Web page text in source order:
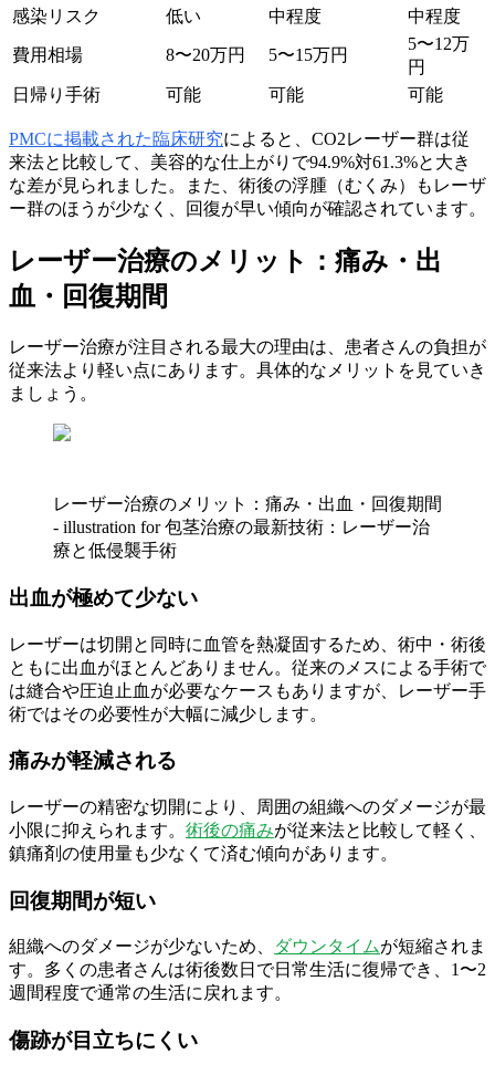
感染リスク 低い 中程度 中程度
費用相場 8〜20万円 5〜15万円
5〜12万
円
日帰り手術
可能 可能 可能
PMCに掲載された臨床研究によると、CO2レーザー群は従
来法と比較して、美容的な仕上がりで94.9%対61.3%と大き
な差が見られました。また、術後の浮腫（むくみ）もレーザ
ー群のほうが少なく、回復が早い傾向が確認されています。
レーザー治療のメリット：痛み・出
血・回復期間
レーザー治療が注目される最大の理由は、患者さんの負担が
従来法より軽い点にあります。具体的なメリットを見ていき
ましょう。
レーザー治療のメリット：痛み・出血・回復期間
- illustration for 包茎治療の最新技術：レーザー治
療と低侵襲手術
出血が極めて少ない
レーザーは切開と同時に血管を熱凝固するため、術中・術後
ともに出血がほとんどありません。従来のメスによる手術で
は縫合や圧迫止血が必要なケースもありますが、レーザー手
術ではその必要性が大幅に減少します。
痛みが軽減される
レーザーの精密な切開により、周囲の組織へのダメージが最
小限に抑えられます。 術後の痛みが従来法と比較して軽く、
鎮痛剤の使用量も少なくて済む傾向があります。
回復期間が短い
組織へのダメージが少ないため、 ダウンタイムが短縮されま
す。多くの患者さんは術後数日で日常生活に復帰でき、1〜2
週間程度で通常の生活に戻れます。
傷跡が目立ちにくい